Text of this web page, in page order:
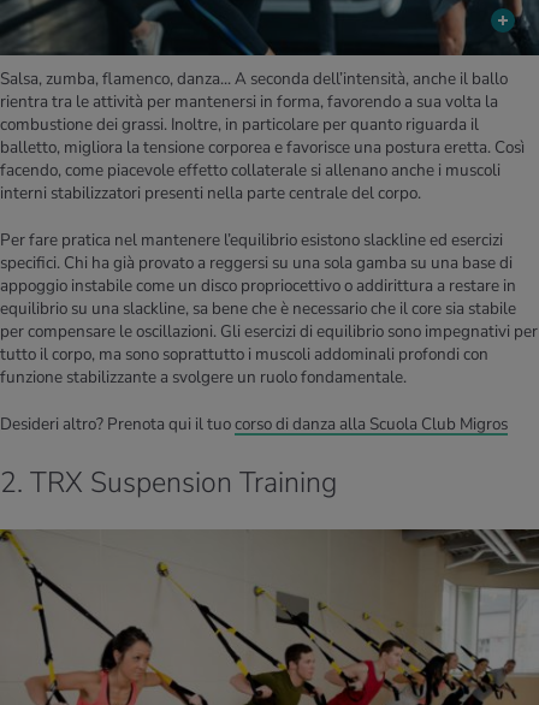
Salsa, zumba, flamenco, danza... A seconda dell’intensità, anche il ballo
rientra tra le attività per mantenersi in forma, favorendo a sua volta la
combustione dei grassi. Inoltre, in particolare per quanto riguarda il
balletto, migliora la tensione corporea e favorisce una postura eretta. Così
facendo, come piacevole effetto collaterale si allenano anche i muscoli
interni stabilizzatori presenti nella parte centrale del corpo.
Per fare pratica nel mantenere l’equilibrio esistono slackline ed esercizi
specifici. Chi ha già provato a reggersi su una sola gamba su una base di
appoggio instabile come un disco propriocettivo o addirittura a restare in
equilibrio su una slackline, sa bene che è necessario che il core sia stabile
per compensare le oscillazioni. Gli esercizi di equilibrio sono impegnativi per
tutto il corpo, ma sono soprattutto i muscoli addominali profondi con
funzione stabilizzante a svolgere un ruolo fondamentale.
Desideri altro? Prenota qui il tuocorso di danza alla Scuola Club Migros
2. TRX Suspension Training